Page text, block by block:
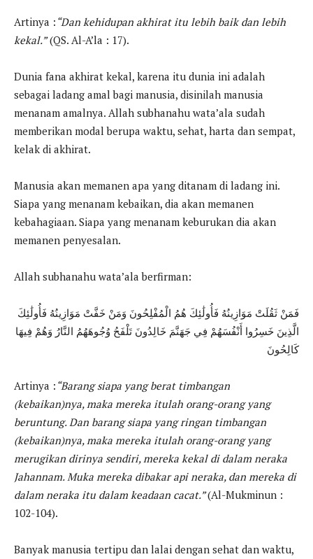
Artinya : “Dan kehidupan akhirat itu lebih baik dan lebih
kekal.”(QS. Al-A’la : 17).
Dunia fana akhirat kekal, karena itu dunia ini adalah
sebagai ladang amal bagi manusia, disinilah manusia
menanam amalnya. Allah subhanahu wata’ala sudah
memberikan modal berupa waktu, sehat, harta dan sempat,
kelak di akhirat.
Manusia akan memanen apa yang ditanam di ladang ini.
Siapa yang menanam kebaikan, dia akan memanen
kebahagiaan. Siapa yang menanam keburukan dia akan
memanen penyesalan.
Allah subhanahu wata’ala berfirman:
فَمَنْ ثَقُلَتْ مَوَازِينُهُ فَأُولَٰئِكَ هُمُ الْمُفْلِحُونَ وَمَنْ خَفَّتْ مَوَازِينُهُ فَأُولَٰئِكَ
الَّذِينَ خَسِرُوا أَنْفُسَهُمْ فِي جَهَنَّمَ خَالِدُونَ تَلْفَحُ وُجُوهَهُمُ النَّارُ وَهُمْ فِيهَا
كَالِحُونَ
Artinya : “Barang siapa yang berat timbangan
(kebaikan)nya, maka mereka itulah orang-orang yang
beruntung. Dan barang siapa yang ringan timbangan
(kebaikan)nya, maka mereka itulah orang-orang yang
merugikan dirinya sendiri, mereka kekal di dalam neraka
Jahannam. Muka mereka dibakar api neraka, dan mereka di
dalam neraka itu dalam keadaan cacat.”(Al-Mukminun :
102-104).
Banyak manusia tertipu dan lalai dengan sehat dan waktu,